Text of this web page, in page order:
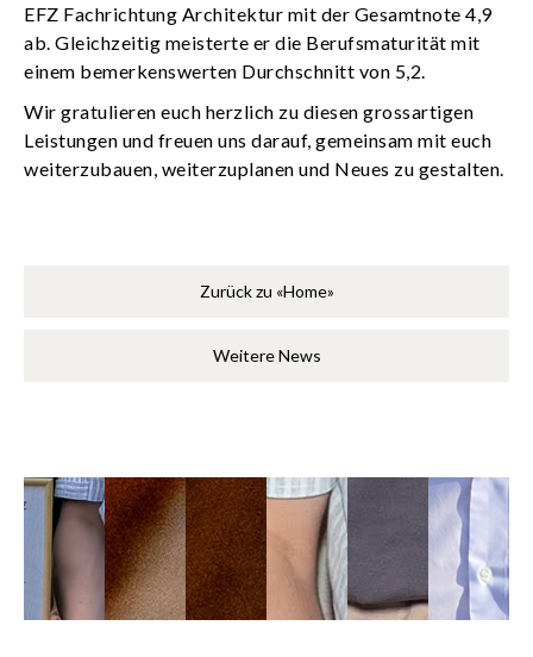
EFZ Fachrichtung Architektur mit der Gesamtnote 4,9
ab. Gleichzeitig meisterte er die Berufsmaturität mit
einem bemerkenswerten Durchschnitt von 5,2.
Wir gratulieren euch herzlich zu diesen grossartigen
Leistungen und freuen uns darauf, gemeinsam mit euch
weiterzubauen, weiterzuplanen und Neues zu gestalten.
Zurück zu «Home»
Weitere News